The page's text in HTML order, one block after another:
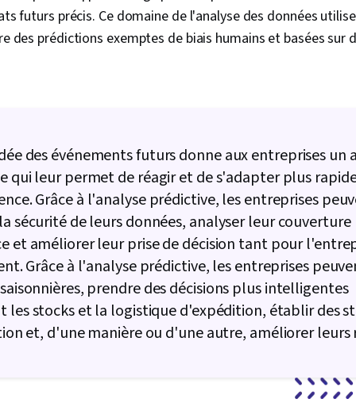
Probabilités
Gestion de
l'IA,
Analyse
données,
Analyse de
Intelligence
Évaluation
corrélation,
statistiques,
Analyse
Conception
de projet,
futurs précis. Ce domaine de l'analyse des données
des prédictions exemptes de biais humains et basées sur
des événements futurs donne aux entreprises un
qui leur permet de réagir et de s'adapter plus
Grâce à l'analyse prédictive, les entreprises
sécurité de leurs données, analyser leur couverture
et améliorer leur prise de décision tant pour
Grâce à l'analyse prédictive, les entreprises
prendre des décisions plus intelligentes
les stocks et la logistique d'expédition, établir des
et, d'une manière ou d'une autre, améliorer leurs